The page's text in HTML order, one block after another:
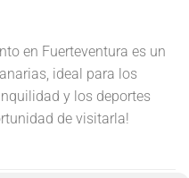
en Fuerteventura es un
ideal para los
y los deportes
de visitarla!